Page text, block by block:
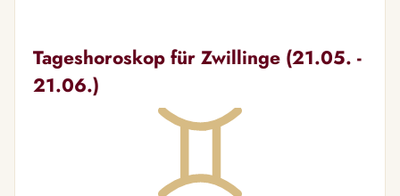
Tageshoroskop für Zwillinge (21.05. -
21.06.)